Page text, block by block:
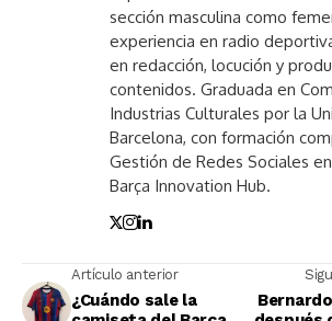
sección masculina como
experiencia en radio
en redacción, locución y
contenidos. Graduada en
Industrias Culturales por la
Barcelona, con formación
Gestión de Redes Sociales
Barça Innovation Hub.
Artículo anterior
¿Cuándo sale la